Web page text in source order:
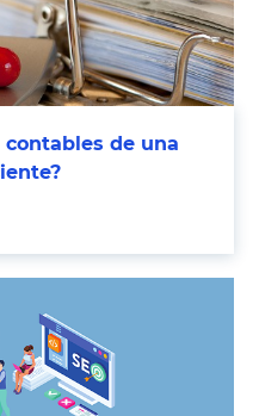
de una